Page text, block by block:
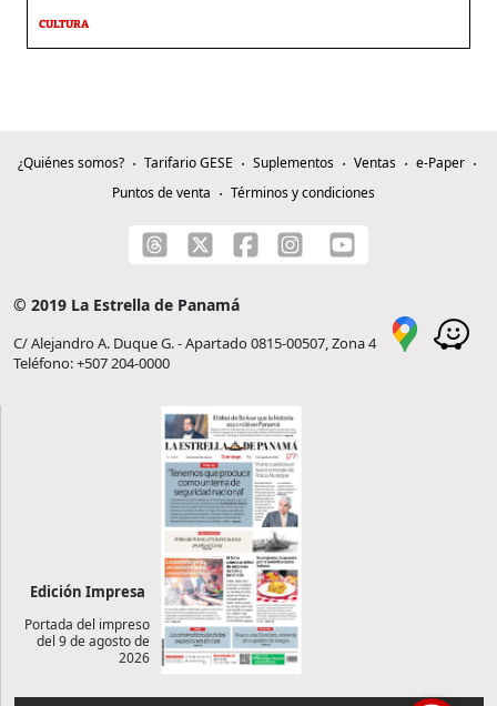
CULTURA
¿Quiénes somos? Tarifario GESE Suplementos Ventas
e-Paper
Puntos de venta
Términos y condiciones
© 2019 La Estrella de Panamá
C/ Alejandro A. Duque G. - Apartado 0815-00507, Zona 4
Teléfono: +507 204-0000
Edición Impresa
Portada del impreso
del 9 de agosto de
2026